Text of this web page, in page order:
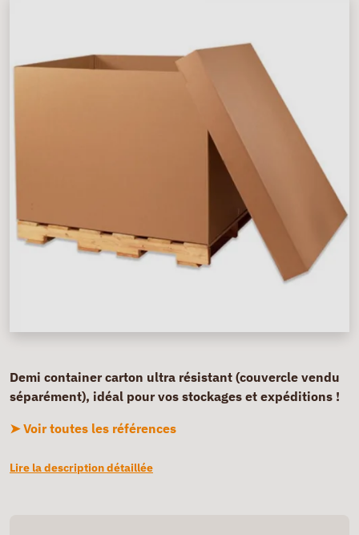
Demi container carton ultra résistant (couvercle vendu
séparément), idéal pour vos stockages et expéditions !
➤ Voir toutes les références
Lire la description détaillée